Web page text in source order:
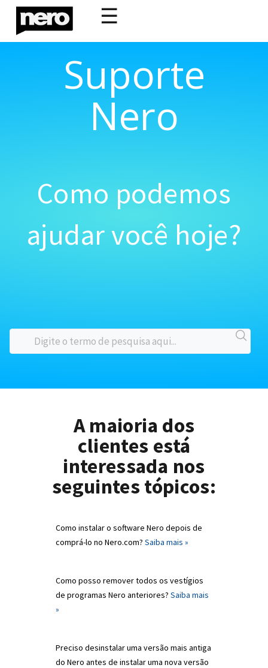
☰
Suporte
Nero
Como podemos
ajudar você hoje?
A maioria dos
clientes está
interessada nos
seguintes tópicos:
Como instalar o software Nero depois de
comprá-lo no Nero.com? Saiba mais »
Como posso remover todos os vestígios
de programas Nero anteriores? Saiba mais
»
Preciso desinstalar uma versão mais antiga
do Nero antes de instalar uma nova versão